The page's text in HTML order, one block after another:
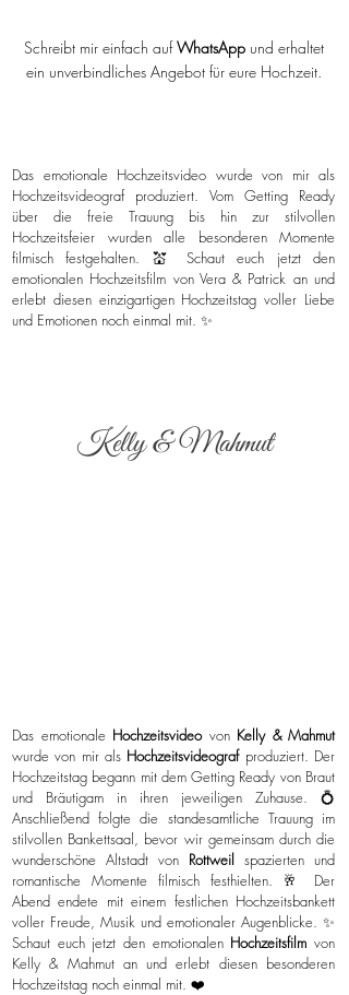
Schreibt mir einfach aufWhatsAppund erhaltet
ein unverbindliches Angebot für eure Hochzeit.
Das emotionale Hochzeitsvideo wurde von mir als
Hochzeitsvideograf produziert. Vom Getting Ready
über die freie Trauung bis hin zur stilvollen
Hochzeitsfeier wurden alle besonderen Momente
filmisch festgehalten. 💒 Schaut euch jetzt den
emotionalen Hochzeitsfilm von Vera & Patrick an und
erlebt diesen einzigartigen Hochzeitstag voller Liebe
und Emotionen noch einmal mit. ✨
Kelly & Mahmut
Das emotionale Hochzeitsvideovon Kelly & Mahmut
wurde von mir als Hochzeitsvideograf produziert. Der
Hochzeitstag begann mit dem Getting Ready von Braut
und Bräutigam in ihren jeweiligen Zuhause. 💍
Anschließend folgte die standesamtliche Trauung im
stilvollen Bankettsaal, bevor wir gemeinsam durch die
wunderschöne Altstadt von Rottweil spazierten und
romantische Momente filmisch festhielten. 🥂 Der
Abend endete mit einem festlichen Hochzeitsbankett
voller Freude, Musik und emotionaler Augenblicke. ✨
Schaut euch jetzt den emotionalen Hochzeitsfilmvon
Kelly & Mahmut an und erlebt diesen besonderen
Hochzeitstag noch einmal mit. ❤️